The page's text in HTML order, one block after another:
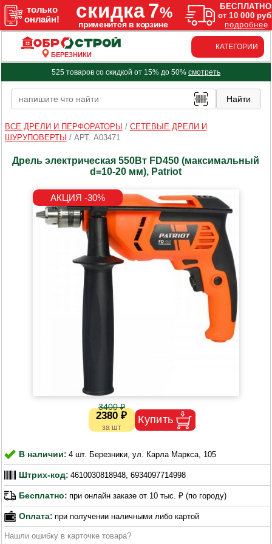
БЕРЕЗНИКИ
КАТЕГОРИИ
525 товаров со скидкой от 15% до 50% смотреть
ВСЕ ДРЕЛИ И ПЕРФОРАТОРЫ / СЕТЕВЫЕ ДРЕЛИ И
ШУРУПОВЕРТЫ / АРТ. A03471
Дрель электрическая 550Вт FD450 (максимальный
d=10-20 мм), Patriot
2380 ₽
3400 ₽
В наличии: 4 шт. Березники, ул. Карла Маркса, 105
Штрих-код: 4610030818948, 6934097714998
Бесплатно: при онлайн заказе от 10 тыс. ₽ (по городу)
Оплата: при получении наличными либо картой
Нашли ошибку в карточке товара?